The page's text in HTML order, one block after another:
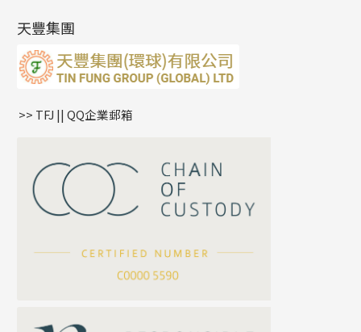
公司名稱
雙十字鏈系列
水波鏈系列
蛇骨鏈系列
鏈尾系列
嘴唇鏈系列
S車花鏈系列
珍珠鏈系列
坦克鏈系列
滿天星鏈系列
方假繩鏈系列
耳環扣系列
耳綫/耳鈎系列
耳環爪頭
耳環
字母吊墜
相盒吊墜
項鏈吊墜
生肖吊墜
星座吊墜
珠扣
天豐集團
>> TFJ || QQ企業郵箱